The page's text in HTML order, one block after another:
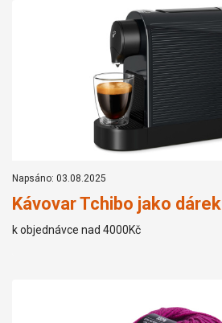
Napsáno: 03.08.2025
Kávovar Tchibo jako dárek
k objednávce nad 4000Kč